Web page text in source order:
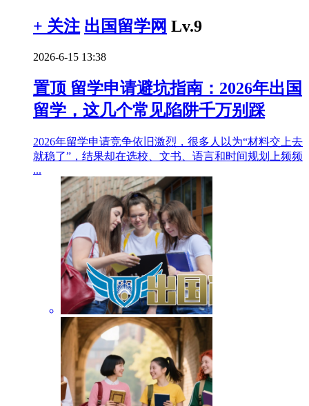
+ 关注 出国留学网 Lv.9
2026-6-15 13:38
置顶 留学申请避坑指南：2026年出国
留学，这几个常见陷阱千万别踩
2026年留学申请竞争依旧激烈，很多人以为“材料交上去
就稳了”，结果却在选校、文书、语言和时间规划上频频
...